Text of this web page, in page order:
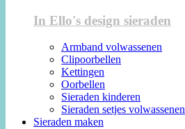
In Ello's design sieraden
Armband volwassenen
Clipoorbellen
Kettingen
Oorbellen
Sieraden kinderen
Sieraden setjes volwassenen
Sieraden maken